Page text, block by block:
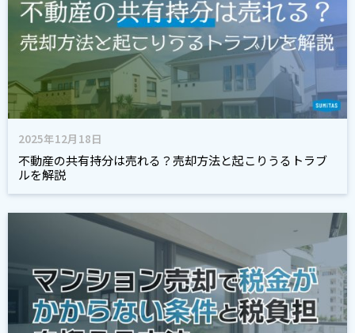
2025年12月18日
不動産の共有持分は売れる？売却方法と起こりうるトラブ
ルを解説